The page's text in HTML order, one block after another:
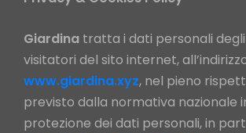
Giardina tratta i dati personali
visitatori del sito internet,
www.giardina.xyz, nel pieno
previsto dalla normativa nazionale
protezione dei dati personali, in